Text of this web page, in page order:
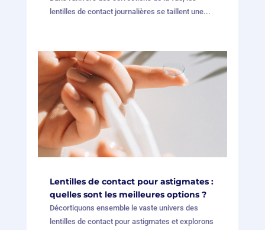
lentilles de contact journalières se taillent une...
Lentilles de contact pour astigmates :
quelles sont les meilleures options ?
Décortiquons ensemble le vaste univers des
lentilles de contact pour astigmates et explorons